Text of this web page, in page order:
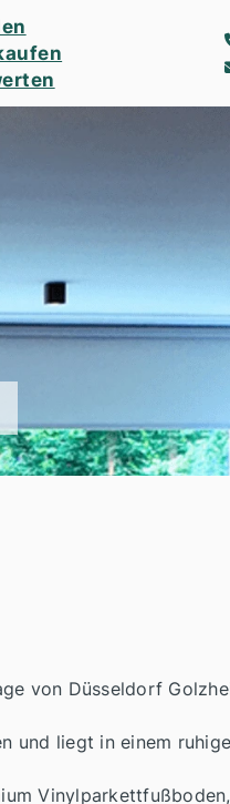
von Düsseldorf
und liegt in einem